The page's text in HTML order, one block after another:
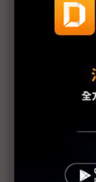
議題精選
美無人機團
台美無人機
無人機聯盟
國際合作